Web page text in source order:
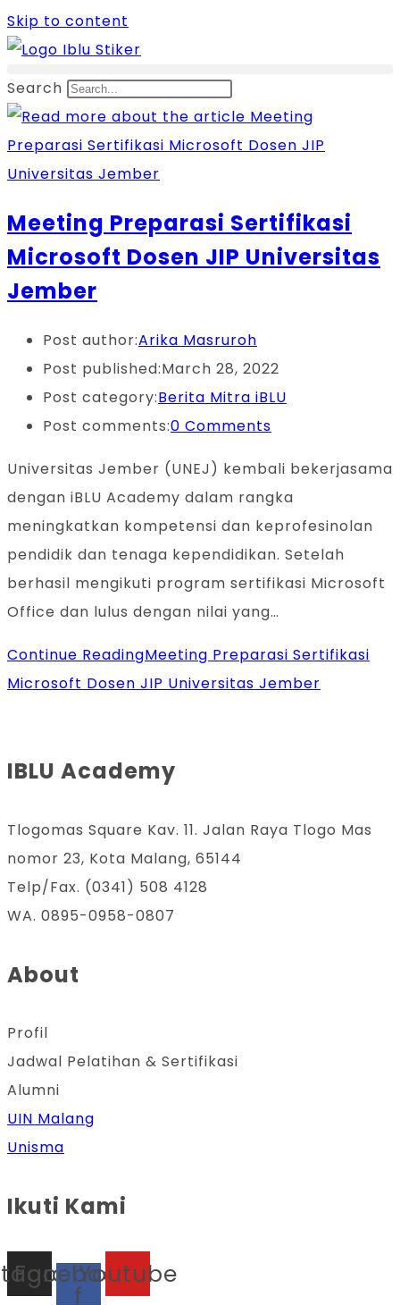
Skip to content
Search
Meeting Preparasi Sertifikasi
Microsoft Dosen JIP Universitas
Jember
Post author:Arika Masruroh
Post published:March 28, 2022
Post category:Berita Mitra iBLU
Post comments:0 Comments
Universitas Jember (UNEJ) kembali bekerjasama
dengan iBLU Academy dalam rangka
meningkatkan kompetensi dan keprofesinolan
pendidik dan tenaga kependidikan. Setelah
berhasil mengikuti program sertifikasi Microsoft
Office dan lulus dengan nilai yang…
Continue ReadingMeeting Preparasi Sertifikasi
Microsoft Dosen JIP Universitas Jember
IBLU Academy
Tlogomas Square Kav. 11. Jalan Raya Tlogo Mas
nomor 23, Kota Malang, 65144
Telp/Fax. (0341) 508 4128
WA. 0895-0958-0807
About
Profil
Jadwal Pelatihan & Sertifikasi
Alumni
UIN Malang
Unisma
Ikuti Kami
Facebook-
f
Youtube